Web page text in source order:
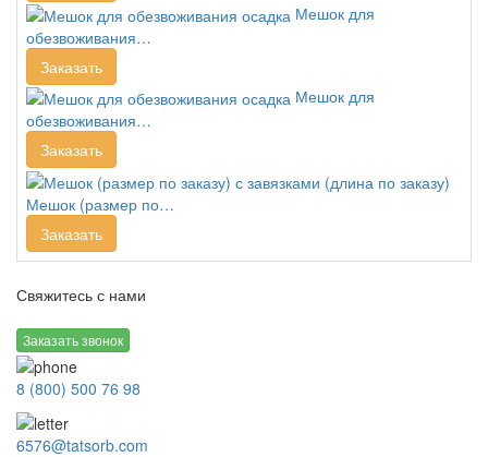
Мешок для
обезвоживания…
Заказать
Мешок для
обезвоживания…
Заказать
Мешок (размер по…
Заказать
Свяжитесь с нами
Заказать звонок
8 (800) 500 76 98
6576@tatsorb.com